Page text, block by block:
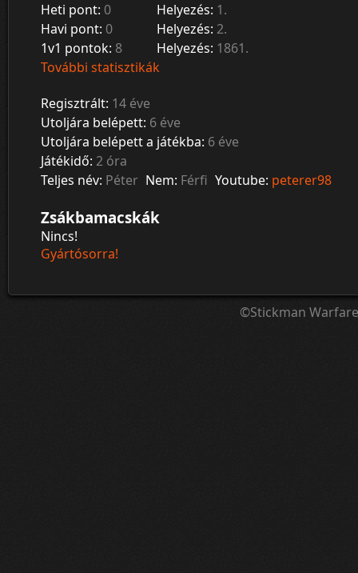
Heti pont: 0 Helyezés: 1.
Havi pont: 0 Helyezés: 2.
1v1 pontok: 8 Helyezés: 1861.
További statisztikák
Regisztrált: 14 éve
Utoljára belépett: 6 éve
Utoljára belépett a játékba: 6 éve
Játékidő: 2 óra
Teljes név: Péter Nem: Férfi Youtube: peterer98
Zsákbamacskák
Nincs!
Gyártósorra!
©Stickman Warfare